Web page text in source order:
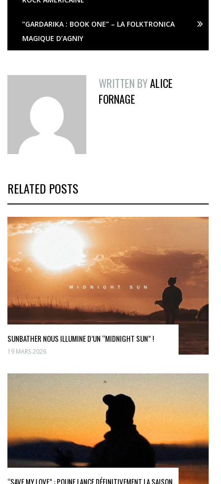
“GARDARIKA : BOOK ONE” – LA FOLKTRONICA
MAGIQUE D’AGNIY
WRITTEN BYALICE
FORNAGE
RELATED POSTS
SUNBATHER NOUS ILLUMINE D’UN “MIDNIGHT SUN” !
19 MARS 2026
“SAVE MY LOVE” : POUNE LANCE DÉFINITIVEMENT LA SAISON